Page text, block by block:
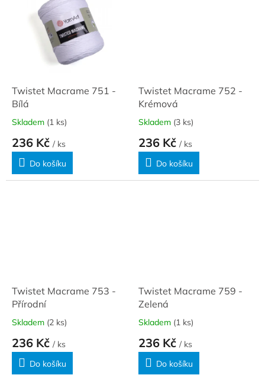
Twistet Macrame 751 -
Bílá
Skladem (1 ks)
236 Kč / ks
Do košíku
Twistet Macrame 752 -
Krémová
Skladem (3 ks)
236 Kč / ks
Do košíku
Twistet Macrame 753 -
Přírodní
Skladem (2 ks)
236 Kč / ks
Do košíku
Twistet Macrame 759 -
Zelená
Skladem (1 ks)
236 Kč / ks
Do košíku